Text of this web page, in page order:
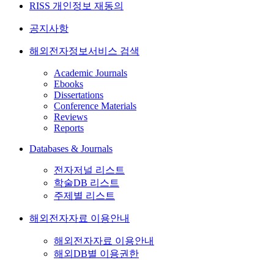
RISS 개인정보 재동의
공지사항
해외전자정보서비스 검색
Academic Journals
Ebooks
Dissertations
Conference Materials
Reviews
Reports
Databases & Journals
전자저널 리스트
학술DB 리스트
주제별 리스트
해외전자자료 이용안내
해외전자자료 이용안내
해외DB별 이용권한